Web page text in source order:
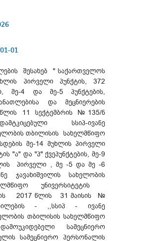
01-01
შესახებ " საქართველოს
პირველი პუნქტის, 372
მე-4 და მე-5 პუნქტების,
და მეცნიერების
11 სექტემბრის №135/ნ
სსიპ-ივანე
თბილისის სახელმწიფო
მე-14 მუხლის პირველი
"ა" და "პ" ქვეპუნქტების, მე-9
პირველი , მე -5 და მე -6
ჯავახიშვილის სახელობის
უნივერსიტეტის
2017 წლის 31 მაისის №
- ,,სსიპ - ივანე
თბილისის სახელმწიფო
სამეცნიერო
სამეცნიერო პერსონალის